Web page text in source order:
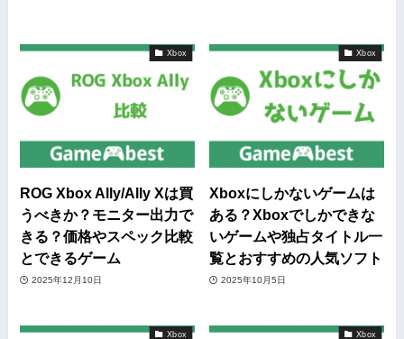
Xbox
ROG Xbox Ally/Ally Xは買
うべきか？モニター出力で
きる？価格やスペック比較
とできるゲーム
2025年12月10日
Xbox
Xboxにしかないゲームは
ある？Xboxでしかできな
いゲームや独占タイトル一
覧とおすすめの人気ソフト
2025年10月5日
Xbox Xbox